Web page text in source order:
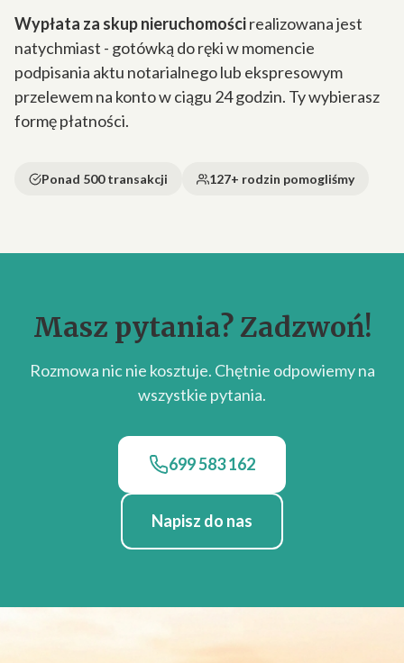
Wypłata za skup nieruchomościrealizowana jest
natychmiast - gotówką do ręki w momencie
podpisania aktu notarialnego lub ekspresowym
przelewem na konto w ciągu 24 godzin. Ty wybierasz
formę płatności.
Ponad 500 transakcji 127+ rodzin pomogliśmy
Masz pytania? Zadzwoń!
Rozmowa nic nie kosztuje. Chętnie odpowiemy na
wszystkie pytania.
699 583 162
Napisz do nas